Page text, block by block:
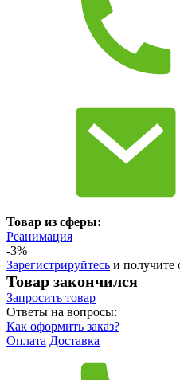
Товар из сферы:
Реанимация
-3%
Зарегистрируйтесь и получите
Товар закончился
Запросить товар
Ответы на вопросы:
Как оформить заказ?
Оплата Доставка